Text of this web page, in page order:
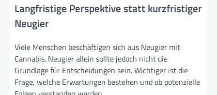
Langfristige Perspektive statt kurzfristiger
Neugier
Viele Menschen beschäftigen sich aus Neugier mit
Cannabis. Neugier allein sollte jedoch nicht die
Grundlage für Entscheidungen sein. Wichtiger ist die
Frage, welche Erwartungen bestehen und ob potenzielle